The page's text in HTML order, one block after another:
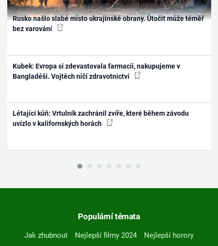
Rusko našlo slabé místo ukrajinské obrany. Útočit může téměř
bez varování
Kubek: Evropa si zdevastovala farmacii, nakupujeme v
Bangladéši. Vojtěch ničí zdravotnictví
Létající kůň: Vrtulník zachránil zvíře, které během závodu
uvízlo v kalifornských horách
Populární témata
Jak zhubnout Nejlepší filmy 2024
Nejlepší horory